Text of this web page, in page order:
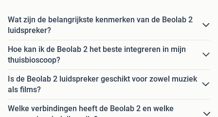
Wat zijn de belangrijkste kenmerken van de Beolab 2
luidspreker?
Hoe kan ik de Beolab 2 het beste integreren in mijn
thuisbioscoop?
Is de Beolab 2 luidspreker geschikt voor zowel muziek
als films?
Welke verbindingen heeft de Beolab 2 en welke